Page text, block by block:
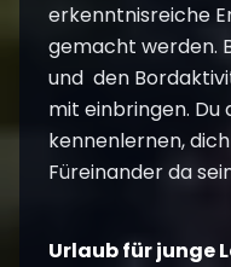
erkenntnisreiche
gemacht werden.
und den
mit einbringen.
kennenlernen,
Füreinander da
Urlaub für junge